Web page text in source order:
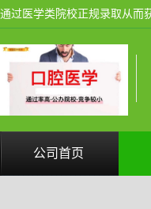
公司首页